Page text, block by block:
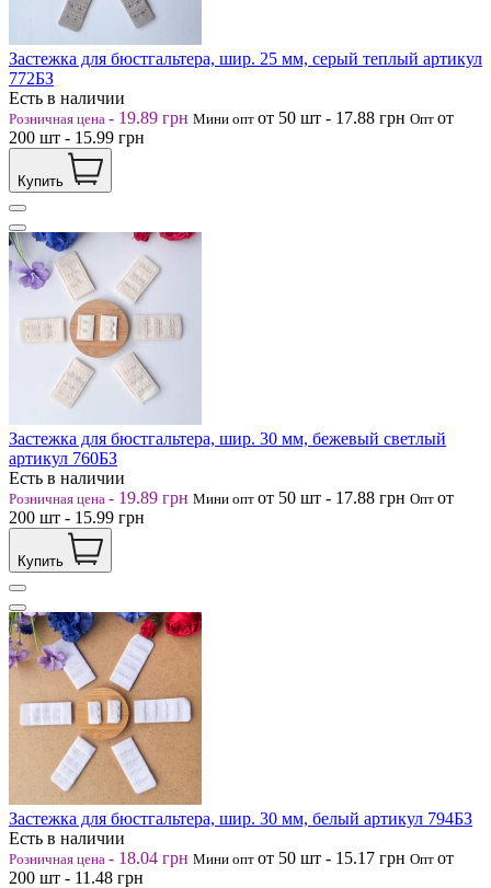
Застежка для бюстгальтера, шир. 25 мм, серый теплый артикул
772БЗ
Есть в наличии
Розничная цена - 19.89 грн Мини опт от 50 шт - 17.88 грн Опт от
200 шт - 15.99 грн
Купить
Застежка для бюстгальтера, шир. 30 мм, бежевый светлый
артикул 760БЗ
Есть в наличии
Розничная цена - 19.89 грн Мини опт от 50 шт - 17.88 грн Опт от
200 шт - 15.99 грн
Купить
Застежка для бюстгальтера, шир. 30 мм, белый артикул 794БЗ
Есть в наличии
Розничная цена - 18.04 грн Мини опт от 50 шт - 15.17 грн Опт от
200 шт - 11.48 грн